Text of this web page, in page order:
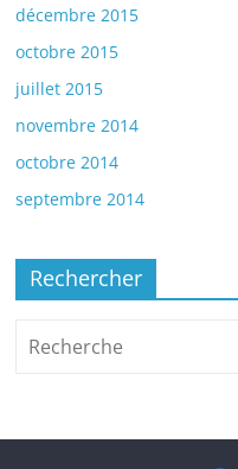
décembre 2015
octobre 2015
juillet 2015
novembre 2014
octobre 2014
septembre 2014
Rechercher